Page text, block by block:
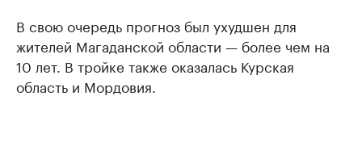
В свою очередь прогноз был ухудшен для
жителей Магаданской области — более чем на
10 лет. В тройке также оказалась Курская
область и Мордовия.